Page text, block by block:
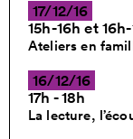
17/12/16
15h-16h et 16h-
Ateliers en
16/12/16
17h - 18h
La lecture,